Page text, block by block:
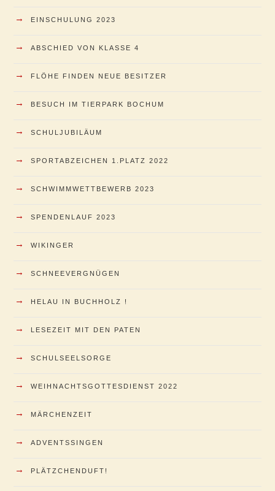
→ EINSCHULUNG 2023
→ ABSCHIED VON KLASSE 4
→ FLÖHE FINDEN NEUE BESITZER
→ BESUCH IM TIERPARK BOCHUM
→ SCHULJUBILÄUM
→ SPORTABZEICHEN 1.PLATZ 2022
→ SCHWIMMWETTBEWERB 2023
→ SPENDENLAUF 2023
→ WIKINGER
→ SCHNEEVERGNÜGEN
→ HELAU IN BUCHHOLZ !
→ LESEZEIT MIT DEN PATEN
→ SCHULSEELSORGE
→ WEIHNACHTSGOTTESDIENST 2022
→ MÄRCHENZEIT
→ ADVENTSSINGEN
→ PLÄTZCHENDUFT!